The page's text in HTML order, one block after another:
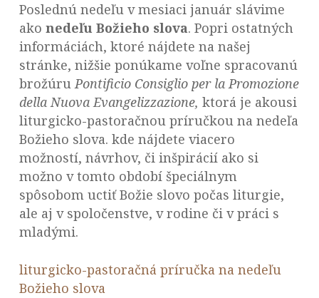
Poslednú nedeľu v mesiaci január slávime
ako nedeľu Božieho slova. Popri ostatných
informáciách, ktoré nájdete na našej
stránke, nižšie ponúkame voľne spracovanú
brožúruPontificio Consiglio per la Promozione
della Nuova Evangelizzazione, ktorá je akousi
liturgicko-pastoračnou príručkou na nedeľa
Božieho slova. kde nájdete viacero
možností, návrhov, či inšpirácií ako si
možno v tomto období špeciálnym
spôsobom uctiť Božie slovo počas liturgie,
ale aj v spoločenstve, v rodine či v práci s
mladými.
liturgicko-pastoračná príručka na nedeľu
Božieho slova